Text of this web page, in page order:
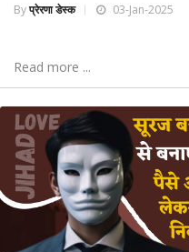
Byप्रेरणा डेस्क 03-Jan-2025
Read more ...